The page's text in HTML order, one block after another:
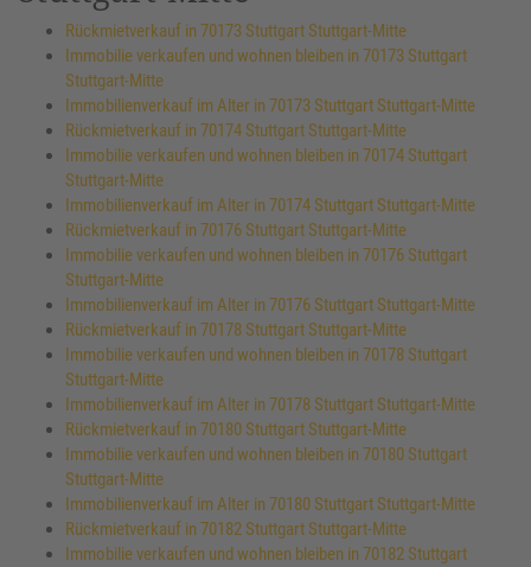
Rückmietverkauf in 70173 Stuttgart Stuttgart-Mitte
Immobilie verkaufen und wohnen bleiben in 70173 Stuttgart
Stuttgart-Mitte
Immobilienverkauf im Alter in 70173 Stuttgart Stuttgart-Mitte
Rückmietverkauf in 70174 Stuttgart Stuttgart-Mitte
Immobilie verkaufen und wohnen bleiben in 70174 Stuttgart
Stuttgart-Mitte
Immobilienverkauf im Alter in 70174 Stuttgart Stuttgart-Mitte
Rückmietverkauf in 70176 Stuttgart Stuttgart-Mitte
Immobilie verkaufen und wohnen bleiben in 70176 Stuttgart
Stuttgart-Mitte
Immobilienverkauf im Alter in 70176 Stuttgart Stuttgart-Mitte
Rückmietverkauf in 70178 Stuttgart Stuttgart-Mitte
Immobilie verkaufen und wohnen bleiben in 70178 Stuttgart
Stuttgart-Mitte
Immobilienverkauf im Alter in 70178 Stuttgart Stuttgart-Mitte
Rückmietverkauf in 70180 Stuttgart Stuttgart-Mitte
Immobilie verkaufen und wohnen bleiben in 70180 Stuttgart
Stuttgart-Mitte
Immobilienverkauf im Alter in 70180 Stuttgart Stuttgart-Mitte
Rückmietverkauf in 70182 Stuttgart Stuttgart-Mitte
Immobilie verkaufen und wohnen bleiben in 70182 Stuttgart